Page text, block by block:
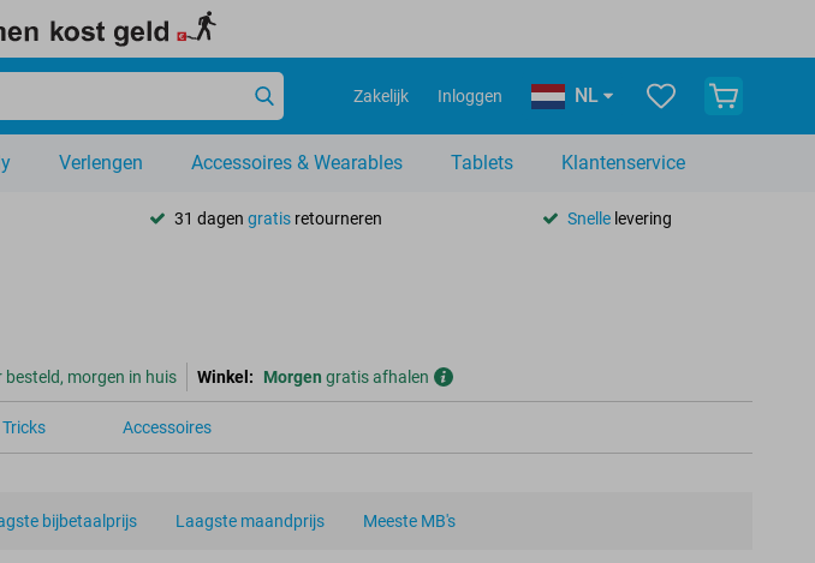
Zakelijk Inloggen NL
Verlengen Accessoires & Wearables Tablets Klantenservice
31 dagen gratisretourneren Snellelevering
besteld, morgen in huis Winkel: Morgen gratis afhalen
Accessoires
bijbetaalprijs Laagste maandprijs Meeste MB's